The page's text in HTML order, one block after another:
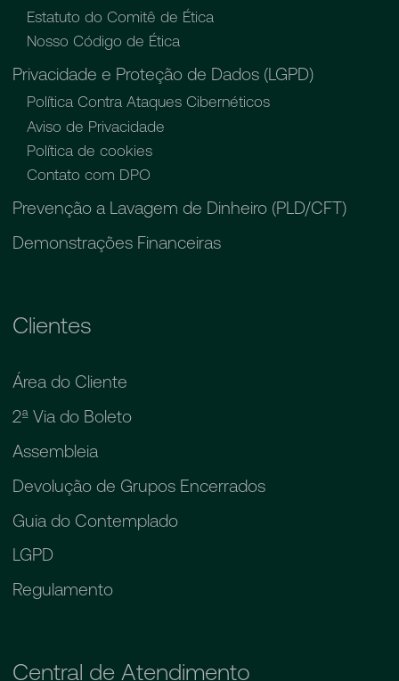
Estatuto do Comitê de Ética
Nosso Código de Ética
Privacidade e Proteção de Dados (LGPD)
Política Contra Ataques Cibernéticos
Aviso de Privacidade
Política de cookies
Contato com DPO
Prevenção a Lavagem de Dinheiro (PLD/CFT)
Demonstrações Financeiras
Clientes
Área do Cliente
2ª Via do Boleto
Assembleia
Devolução de Grupos Encerrados
Guia do Contemplado
LGPD
Regulamento
Central de Atendimento